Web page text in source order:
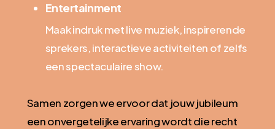
Entertainment
Maak indruk met live muziek, inspirerende
sprekers, interactieve activiteiten of zelfs
een spectaculaire show.
Samen zorgen we ervoor dat jouw jubileum
een onvergetelijke ervaring wordt die recht